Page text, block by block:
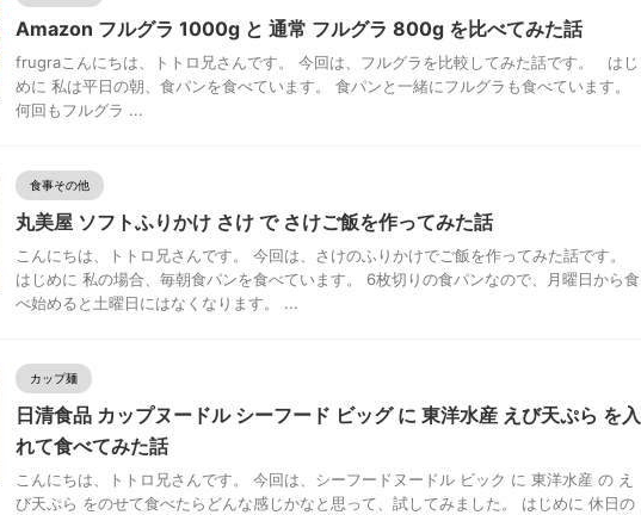
Amazon フルグラ 1000g と 通常 フルグラ 800g を比べてみた話
frugraこんにちは、トトロ兄さんです。 今回は、フルグラを比較してみた話です。 はじ
めに 私は平日の朝、食パンを食べています。 食パンと一緒にフルグラも食べています。
何回もフルグラ ...
食事その他
丸美屋 ソフトふりかけ さけ で さけご飯を作ってみた話
こんにちは、トトロ兄さんです。 今回は、さけのふりかけでご飯を作ってみた話です。
はじめに 私の場合、毎朝食パンを食べています。 6枚切りの食パンなので、月曜日から食
べ始めると土曜日にはなくなります。 ...
カップ麺
日清食品 カップヌードル シーフード ビッグ に 東洋水産 えび天ぷら を入
れて食べてみた話
こんにちは、トトロ兄さんです。 今回は、シーフードヌードル ビック に 東洋水産 の え
び天ぷら をのせて食べたらどんな感じかなと思って、試してみました。 はじめに 休日の